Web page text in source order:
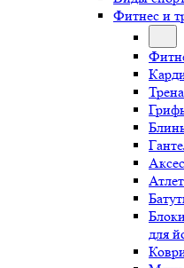
Фитнес и
для